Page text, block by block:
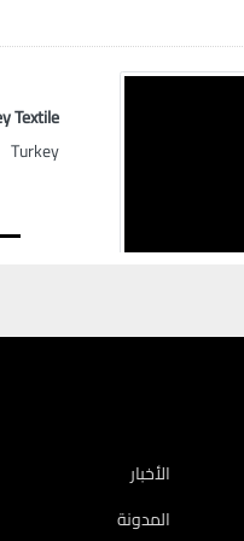
Textile
Turkey
الأخبار
المدونة